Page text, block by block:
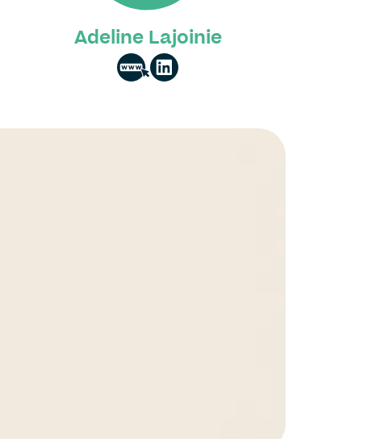
Adeline Lajoinie